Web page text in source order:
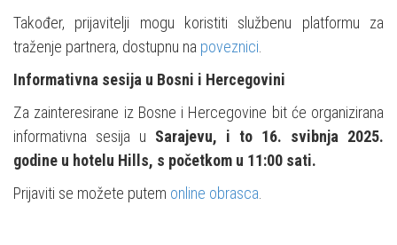
Također, prijavitelji mogu koristiti službenu platformu za
traženje partnera, dostupnu na poveznici
Informativna sesija u Bosni i Hercegovini
Za zainteresirane iz Bosne i Hercegovine bit će organizirana
informativna sesija u Sarajevu, i to 16. svibnja 2025.
godine u hotelu Hills, s početkom u 11:00 sati.
Prijaviti se možete putem online obrasca